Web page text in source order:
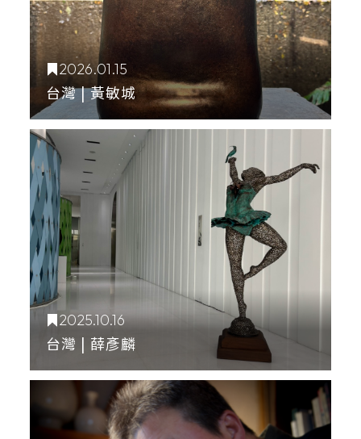
2026.01.15
台灣 | 黃敏城
2025.10.16
台灣 | 薛彥麟